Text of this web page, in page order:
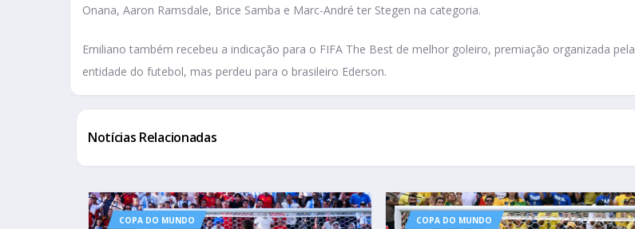
Onana, Aaron Ramsdale, Brice Samba e Marc-André ter Stegen na categoria.
Emiliano também recebeu a indicação para o FIFA The Best de melhor goleiro, premiação organizada pela
entidade do futebol, mas perdeu para o brasileiro Ederson.
Notícias Relacionadas
COPA DO MUNDO COPA DO MUNDO